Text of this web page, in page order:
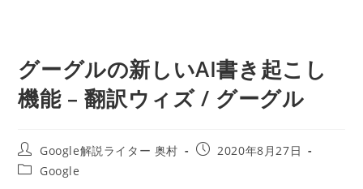
グーグルの新しいAI書き起こし
機能 – 翻訳ウィズ / グーグル
投
稿
者:
Google解説ライター 奥村
投
2020年8月27日
投
Google